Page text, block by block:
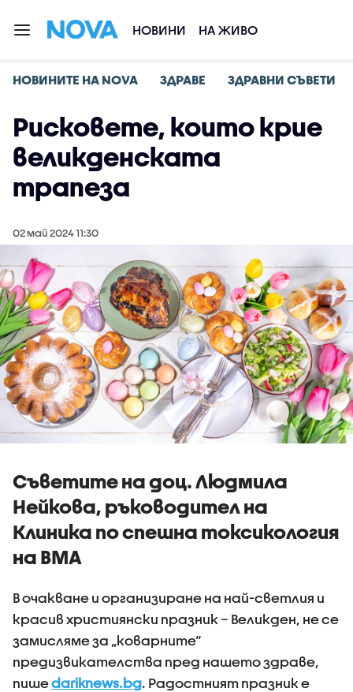
НОВИНИ НА ЖИВО
НОВИНИТЕ НА NOVA ЗДРАВЕ ЗДРАВНИ СЪВЕТИ
Рисковете, които крие
великденската
трапеза
02 май 2024 11:30
Съветите на доц. Людмила
Нейкова, ръководител на
Клиника по спешна токсикология
на ВМА
В очакване и организиране на най-светлия и
красив християнски празник – Великден, не се
замисляме за „коварните“
предизвикателства пред нашето здраве,
пишеdariknews.bg. Радостният празник е